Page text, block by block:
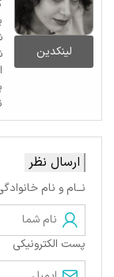
لینکدین
ارسال نظر
نــام و نام
پست الکترونیکی